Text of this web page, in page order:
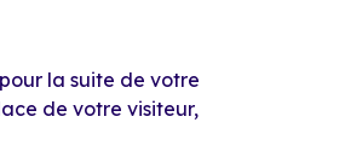
la suite de votre
de votre visiteur,